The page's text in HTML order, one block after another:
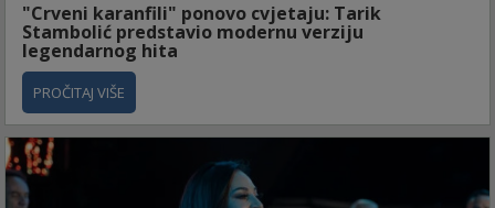
"Crveni karanfili" ponovo cvjetaju: Tarik
Stambolić predstavio modernu verziju
legendarnog hita
PROČITAJ VIŠE